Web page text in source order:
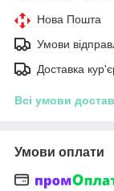
Нова Пошта
Умови
Доставка
Всі умови
Умови оплати